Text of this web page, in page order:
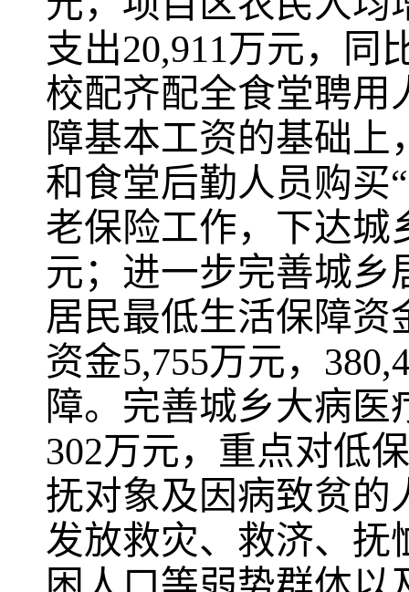
支出20,911万元，
同
校配齐配全食堂聘用
障基本工资的基础上
和食堂后勤人员购买
老保险工作，下达城
元；进一步完善城乡
居民最低生活保障资
资金5,755万元，
障。完善城乡大病
302万元，重点对低
抚对象及因病致贫的
发放救灾、救济、抚